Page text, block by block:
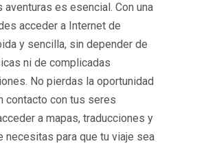
aventuras es esencial. Con una
acceder a Internet de
y sencilla, sin depender de
ni de complicadas
No pierdas la oportunidad
contacto con tus seres
a mapas, traducciones y
necesitas para que tu viaje sea